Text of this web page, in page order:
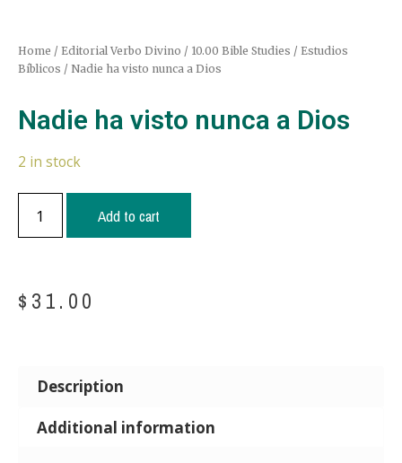
Home / Editorial Verbo Divino / 10.00 Bible Studies / Estudios
Bíblicos / Nadie ha visto nunca a Dios
Nadie ha visto nunca a Dios
2 in stock
Add to cart
$ 31.00
Description
Additional information